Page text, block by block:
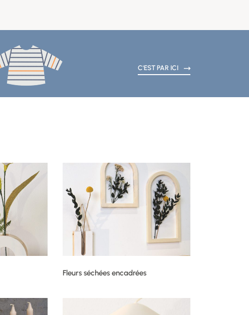
C'EST PAR ICI
Fleurs séchées encadrées